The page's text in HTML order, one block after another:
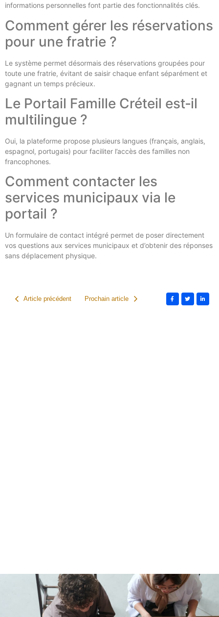
informations personnelles font partie des fonctionnalités clés.
Comment gérer les réservations
pour une fratrie ?
Le système permet désormais des réservations groupées pour
toute une fratrie, évitant de saisir chaque enfant séparément et
gagnant un temps précieux.
Le Portail Famille Créteil est‑il
multilingue ?
Oui, la plateforme propose plusieurs langues (français, anglais,
espagnol, portugais) pour faciliter l’accès des familles non
francophones.
Comment contacter les
services municipaux via le
portail ?
Un formulaire de contact intégré permet de poser directement
vos questions aux services municipaux et d’obtenir des réponses
sans déplacement physique.
Article précédent Prochain article